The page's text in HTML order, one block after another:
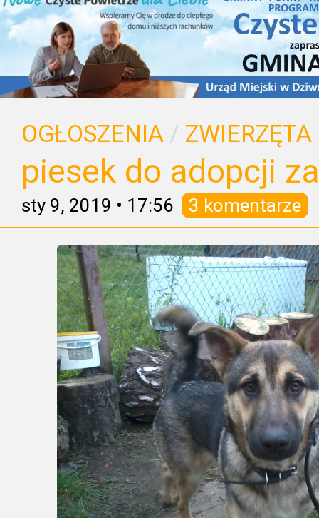
OGŁOSZENIA / ZWIERZĘTA
piesek do adopcji
sty 9, 2019 • 17:56 3 komentarze